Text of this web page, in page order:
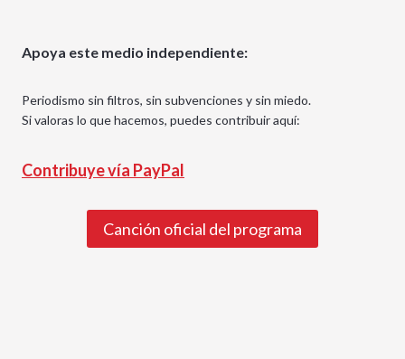
Apoya este medio independiente:
Periodismo sin filtros, sin subvenciones y sin miedo.
Si valoras lo que hacemos, puedes contribuir aquí:
Contribuye vía PayPal
Canción oficial del programa